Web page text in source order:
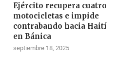
Ejército recupera cuatro
motocicletas e impide
contrabando hacia Haití
en Bánica
septiembre 18, 2025